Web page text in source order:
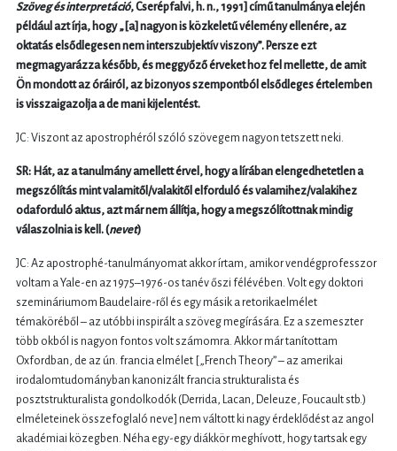
Szöveg és interpretáció, Cserépfalvi, h. n., 1991] című tanulmánya elején
például azt írja, hogy „[a] nagyon is közkeletű vélemény ellenére, az
oktatás elsődlegesen nem interszubjektív viszony”. Persze ezt
megmagyarázza később, és meggyőző érveket hoz fel mellette, de amit
Ön mondott az óráiról, az bizonyos szempontból elsődleges értelemben
is visszaigazolja a de mani kijelentést.
JC: Viszont az apostrophéról szóló szövegem nagyon tetszett neki.
SR: Hát, az a tanulmány amellett érvel, hogy a lírában elengedhetetlen a
megszólítás mint valamitől/valakitől elforduló és valamihez/valakihez
odaforduló aktus, azt már nem állítja, hogy a megszólítottnak mindig
válaszolnia is kell. (nevet)
JC: Az apostrophé-tanulmányomat akkor írtam, amikor vendégprofesszor
voltam a Yale-en az 1975–1976-os tanév őszi félévében. Volt egy doktori
szemináriumom Baudelaire-ről és egy másik a retorikaelmélet
témaköréből – az utóbbi inspirált a szöveg megírására. Ez a szemeszter
több okból is nagyon fontos volt számomra. Akkor már tanítottam
Oxfordban, de az ún. francia elmélet [„French Theory” – az amerikai
irodalomtudományban kanonizált francia strukturalista és
posztstrukturalista gondolkodók (Derrida, Lacan, Deleuze, Foucault stb.)
elméleteinek összefoglaló neve] nem váltott ki nagy érdeklődést az angol
akadémiai közegben. Néha egy-egy diákkör meghívott, hogy tartsak egy